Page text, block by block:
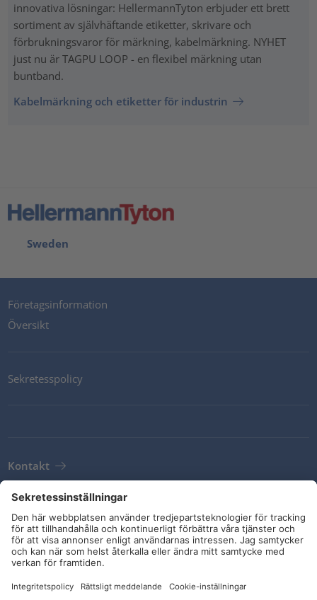
innovativa lösningar: HellermannTyton erbjuder ett brett
sortiment av självhäftande etiketter, skrivare och
förbrukningsvaror för märkning, kabelmärkning. NYHET
just nu är TAGPU LOOP - en flexibel märkning utan
buntband.
Kabelmärkning och etiketter för industrin
Sweden
Företagsinformation
Översikt
Sekretesspolicy
Kontakt
Leveransvillkor
Riktlinjer och åtaganden
Sociala medier